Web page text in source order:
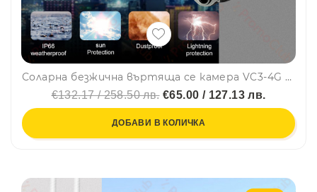
Соларна безжична въртяща се камера VC3-4G 5MP, камера за видеонаблюдение с фиксиран фокус, със слот SIM и SD карта, V380, SMARTHOME
€132.17 / 258.50 лв.€65.00 / 127.13 лв.
ДОБАВИ В КОЛИЧКА